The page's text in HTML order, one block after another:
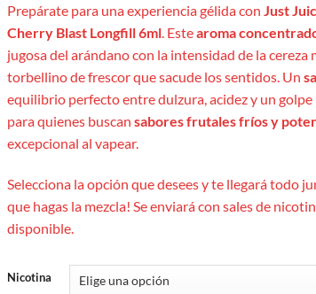
desde
4,90 €
hasta
13,90 €
Prepárate para una experiencia gélida con Just
Cherry Blast Longfill 6ml . Estearoma
jugosa del arándano con la intensidad de la cereza
torbellino de frescor que sacude los sentidos. Un
equilibrio perfecto entre dulzura, acidez y un
para quienes buscan sabores frutales fríos y
excepcional al vapear.
Selecciona la opción que desees y te llegará todo
que hagas la mezcla! Se enviará con sales de
disponible.
Nicotina